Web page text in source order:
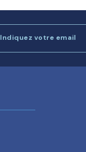
Indiquez votre email